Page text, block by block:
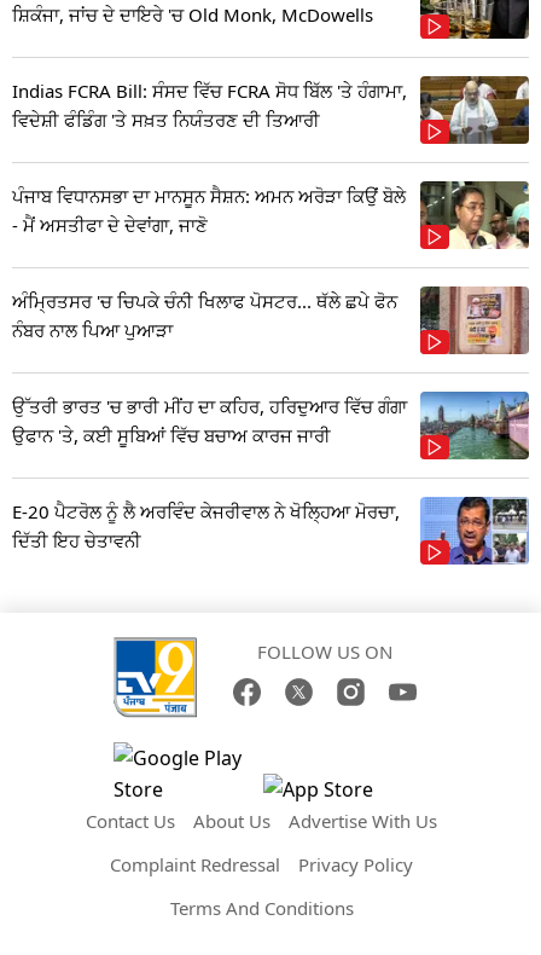
ਸ਼ਿਕੰਜਾ, ਜਾਂਚ ਦੇ ਦਾਇਰੇ 'ਚ Old Monk, McDowells
Indias FCRA Bill: ਸੰਸਦ ਵਿੱਚ FCRA ਸੋਧ ਬਿੱਲ 'ਤੇ ਹੰਗਾਮਾ,
ਵਿਦੇਸ਼ੀ ਫੰਡਿੰਗ 'ਤੇ ਸਖ਼ਤ ਨਿਯੰਤਰਣ ਦੀ ਤਿਆਰੀ
ਪੰਜਾਬ ਵਿਧਾਨਸਭਾ ਦਾ ਮਾਨਸੂਨ ਸੈਸ਼ਨ: ਅਮਨ ਅਰੋੜਾ ਕਿਉਂ ਬੋਲੇ
- ਮੈਂ ਅਸਤੀਫਾ ਦੇ ਦੇਵਾਂਗਾ, ਜਾਣੋ
ਅੰਮ੍ਰਿਤਸਰ 'ਚ ਚਿਪਕੇ ਚੰਨੀ ਖਿਲਾਫ ਪੋਸਟਰ... ਥੱਲੇ ਛਪੇ ਫੋਨ
ਨੰਬਰ ਨਾਲ ਪਿਆ ਪੁਆੜਾ
ਉੱਤਰੀ ਭਾਰਤ 'ਚ ਭਾਰੀ ਮੀਂਹ ਦਾ ਕਹਿਰ, ਹਰਿਦੁਆਰ ਵਿੱਚ ਗੰਗਾ
ਉਫਾਨ 'ਤੇ, ਕਈ ਸੂਬਿਆਂ ਵਿੱਚ ਬਚਾਅ ਕਾਰਜ ਜਾਰੀ
E-20 ਪੈਟਰੋਲ ਨੂੰ ਲੈ ਅਰਵਿੰਦ ਕੇਜਰੀਵਾਲ ਨੇ ਖੋਲ੍ਹਿਆ ਮੋਰਚਾ,
ਦਿੱਤੀ ਇਹ ਚੇਤਾਵਨੀ
FOLLOW US ON
Contact Us About Us
Advertise With Us
Complaint Redressal
Privacy Policy
Terms And Conditions